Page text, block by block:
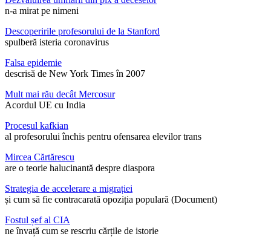
n-a mirat pe nimeni
Descoperirile profesorului de la Stanford
spulberă isteria coronavirus
Falsa epidemie
descrisă de New York Times în 2007
Mult mai rău decât Mercosur
Acordul UE cu India
Procesul kafkian
al profesorului închis pentru ofensarea elevilor trans
Mircea Cărtărescu
are o teorie halucinantă despre diaspora
Strategia de accelerare a migrației
și cum să fie contracarată opoziția populară (Document)
Fostul șef al CIA
ne învață cum se rescriu cărțile de istorie